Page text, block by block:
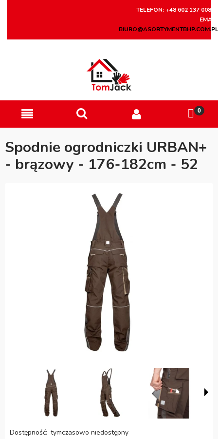
TELEFON: +48 602 137 008
EMAIL:
BIURO@ASORTYMENTBHP.COM.PL
Spodnie ogrodniczki URBAN+
- brązowy - 176-182cm - 52
Dostępność: tymczasowo niedostępny